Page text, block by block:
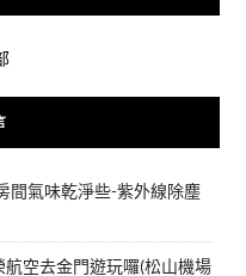
間氣味乾淨些-紫外線除塵
航空去金門遊玩囉(松山機場